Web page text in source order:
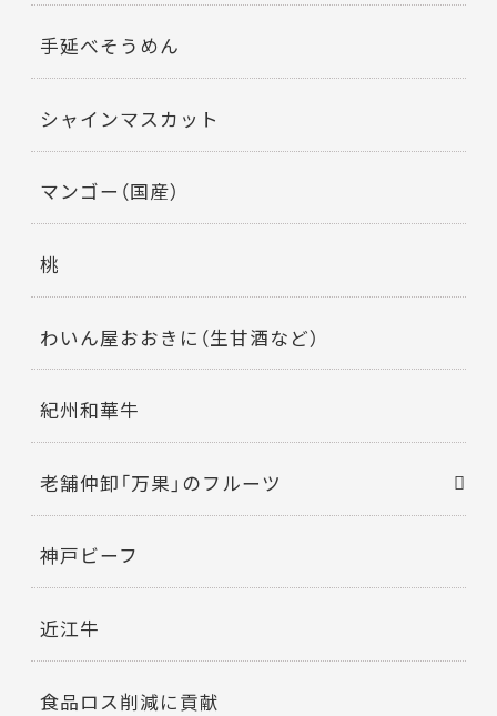
手延べそうめん
シャインマスカット
マンゴー（国産）
桃
わいん屋おおきに（生甘酒など）
紀州和華牛
老舗仲卸「万果」のフルーツ
神戸ビーフ
近江牛
食品ロス削減に貢献